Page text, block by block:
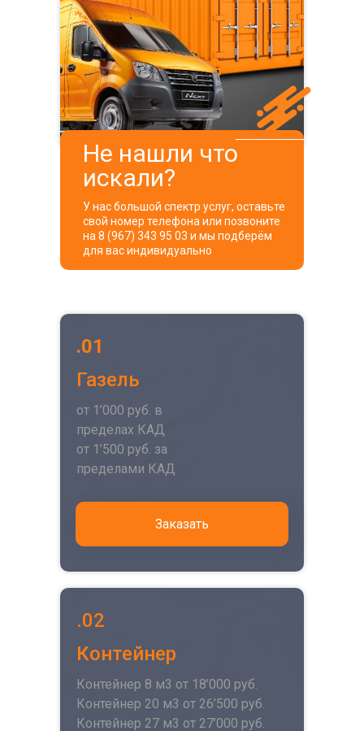
.01
Газель
от 1’000 руб. в
пределах КАД
от 1’500 руб. за
пределами КАД
.02
Контейнер
Контейнер 8 м3 от 18’000 руб.
Контейнер 20 м3 от 26’500 руб.
Контейнер 27 м3 от 27’000 руб.
Заказать
Не нашли что
искали?
У нас большой спектр услуг, оставьте
свой номер телефона или позвоните
на 8 (967) 343 95 03 и мы подберём
для вас индивидуально